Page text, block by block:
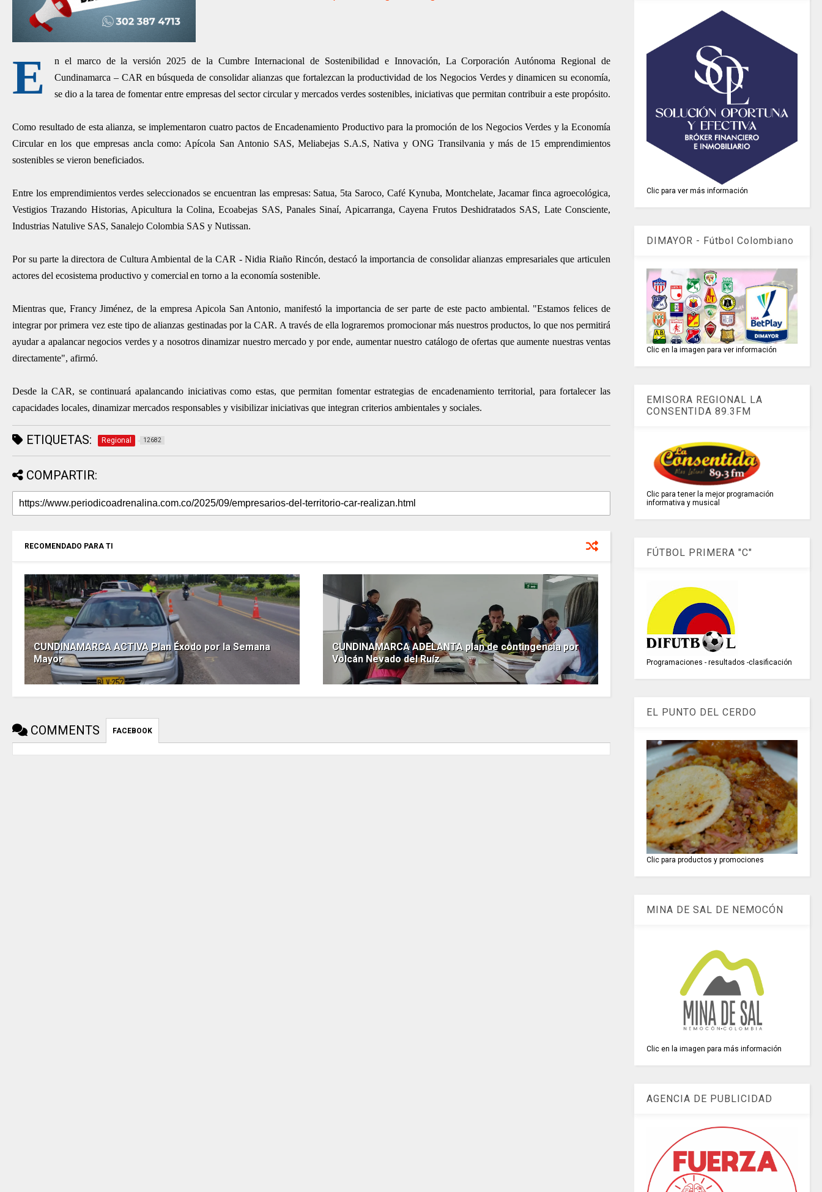
E
n el marco de la versión 2025 de la Cumbre Internacional de Sostenibilidad e Innovación, La Corporación Autónoma Regional de
Cundinamarca – CAR en búsqueda de consolidar alianzas que fortalezcan la productividad de los Negocios Verdes y dinamicen su economía,
se dio a la tarea de fomentar entre empresas del sector circular y mercados verdes sostenibles, iniciativas que permitan contribuir a este propósito.
Como resultado de esta alianza, se implementaron cuatro pactos de Encadenamiento Productivo para la promoción de los Negocios Verdes y la Economía
Circular en los que empresas ancla como: Apícola San Antonio SAS, Meliabejas S.A.S, Nativa y ONG Transilvania y más de 15 emprendimientos
sostenibles se vieron beneficiados.
Entre los emprendimientos verdes seleccionados se encuentran las empresas: Satua, 5ta Saroco, Café Kynuba, Montchelate, Jacamar finca agroecológica,
Vestigios Trazando Historias, Apicultura la Colina, Ecoabejas SAS, Panales Sinaí, Apicarranga, Cayena Frutos Deshidratados SAS, Late Consciente,
Industrias Natulive SAS, Sanalejo Colombia SAS y Nutissan.
Por su parte la directora de Cultura Ambiental de la CAR - Nidia Riaño Rincón, destacó la importancia de consolidar alianzas empresariales que articulen
actores del ecosistema productivo y comercial en torno a la economía sostenible.
Mientras que, Francy Jiménez, de la empresa Apicola San Antonio, manifestó la importancia de ser parte de este pacto ambiental. "Estamos felices de
integrar por primera vez este tipo de alianzas gestinadas por la CAR. A través de ella lograremos promocionar más nuestros productos, lo que nos permitirá
ayudar a apalancar negocios verdes y a nosotros dinamizar nuestro mercado y por ende, aumentar nuestro catálogo de ofertas que aumente nuestras ventas
directamente", afirmó.
Desde la CAR, se continuará apalancando iniciativas como estas, que permitan fomentar estrategias de encadenamiento territorial, para fortalecer las
capacidades locales, dinamizar mercados responsables y visibilizar iniciativas que integran criterios ambientales y sociales.
ETIQUETAS: Regional 12682
COMPARTIR:
RECOMENDADO PARA TI
CUNDINAMARCA ACTIVA Plan Éxodo por la Semana
Mayor
CUNDINAMARCA ADELANTA plan de contingencia por
Volcán Nevado del Ruíz
COMMENTS FACEBOOK
Clic para ver más información
DIMAYOR - Fútbol Colombiano
Clic en la imagen para ver información
EMISORA REGIONAL LA
CONSENTIDA 89.3FM
Clic para tener la mejor programación
informativa y musical
FÚTBOL PRIMERA "C"
Programaciones - resultados -clasificación
EL PUNTO DEL CERDO
Clic para productos y promociones
MINA DE SAL DE NEMOCÓN
Clic en la imagen para más información
AGENCIA DE PUBLICIDAD